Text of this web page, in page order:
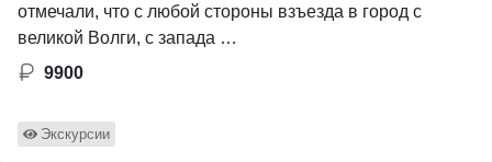
отмечали, что с любой стороны взъезда в город с
великой Волги, с запада …
9900
Экскурсии